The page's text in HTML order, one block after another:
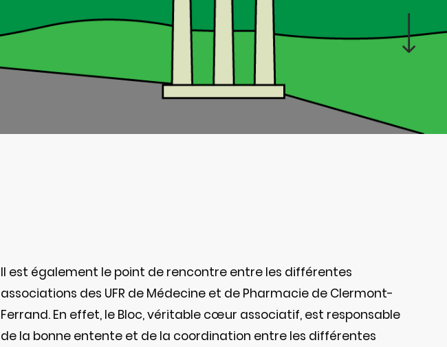
Il est également le point de rencontre entre les différentes
associations des UFR de Médecine et de Pharmacie de Clermont-
Ferrand. En effet, le Bloc, véritable cœur associatif, est responsable
de la bonne entente et de la coordination entre les différentes